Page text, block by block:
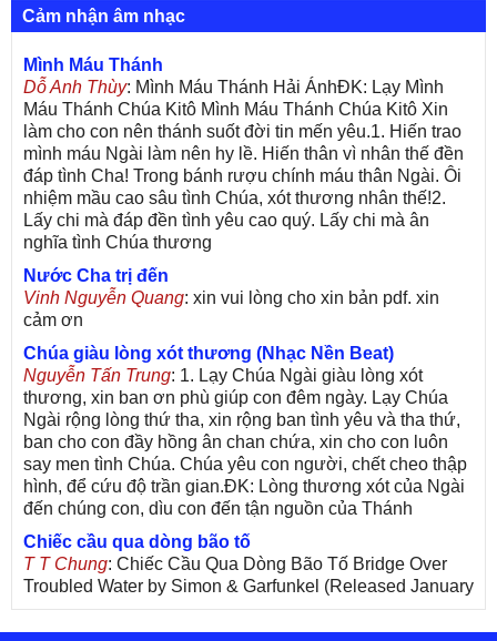
Cảm nhận âm nhạc
Mình Máu Thánh
Dỗ Anh Thùy: Mình Máu Thánh Hải ÁnhĐK: Lạy Mình
Máu Thánh Chúa Kitô Mình Máu Thánh Chúa Kitô Xin
làm cho con nên thánh suốt đời tin mến yêu.1. Hiến trao
mình máu Ngài làm nên hy lề. Hiến thân vì nhân thế đền
đáp tình Cha! Trong bánh rượu chính máu thân Ngài. Ôi
nhiệm mầu cao sâu tình Chúa, xót thương nhân thế!2.
Lấy chi mà đáp đền tình yêu cao quý. Lấy chi mà ân
nghĩa tình Chúa thương
Nước Cha trị đến
Vinh Nguyễn Quang: xin vui lòng cho xin bản pdf. xin
cảm ơn
Chúa giàu lòng xót thương (Nhạc Nền Beat)
Nguyễn Tấn Trung: 1. Lạy Chúa Ngài giàu lòng xót
thương, xin ban ơn phù giúp con đêm ngày. Lạy Chúa
Ngài rộng lòng thứ tha, xin rộng ban tình yêu và tha thứ,
ban cho con đầy hồng ân chan chứa, xin cho con luôn
say men tình Chúa. Chúa yêu con người, chết cheo thập
hình, để cứu độ trần gian.ĐK: Lòng thương xót của Ngài
đến chúng con, dìu con đến tận nguồn của Thánh
Chiếc cầu qua dòng bão tố
T T Chung: Chiếc Cầu Qua Dòng Bão Tố Bridge Over
Troubled Water by Simon & Garfunkel (Released January
26, 1970) Lời Việt: Nhạc Sĩ Vũ Đức Nghiêm Trình Bày:
Chung Tử Lưu